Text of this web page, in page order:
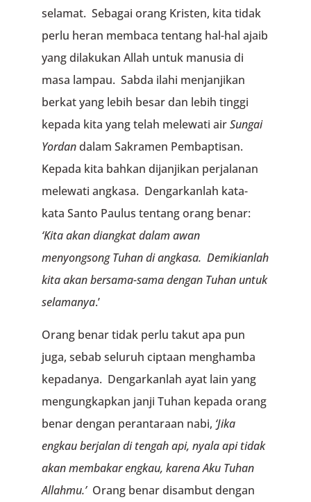
selamat. Sebagai orang Kristen, kita tidak
perlu heran membaca tentang hal-hal ajaib
yang dilakukan Allah untuk manusia di
masa lampau. Sabda ilahi menjanjikan
berkat yang lebih besar dan lebih tinggi
kepada kita yang telah melewati airSungai
Yordandalam Sakramen Pembaptisan.
Kepada kita bahkan dijanjikan perjalanan
melewati angkasa. Dengarkanlah kata-
kata Santo Paulus tentang orang benar:
‘Kita akan diangkat dalam awan
menyongsong Tuhan di angkasa. Demikianlah
kita akan bersama-sama dengan Tuhan untuk
selamanya.’
Orang benar tidak perlu takut apa pun
juga, sebab seluruh ciptaan menghamba
kepadanya. Dengarkanlah ayat lain yang
mengungkapkan janji Tuhan kepada orang
benar dengan perantaraan nabi, ‘Jika
engkau berjalan di tengah api, nyala api tidak
akan membakar engkau, karena Aku Tuhan
Allahmu.’ Orang benar disambut dengan